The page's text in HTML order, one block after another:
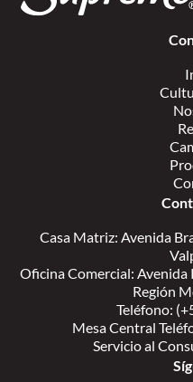
Casa Matriz: Avenida
Oficina Comercial: Avenida
Región
Teléfono:
Mesa Central
Servicio al